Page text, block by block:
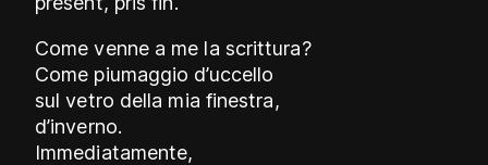
Come venne a me la scrittura?
Come piumaggio d’uccello
sul vetro della mia finestra,
d’inverno.
Immediatamente,